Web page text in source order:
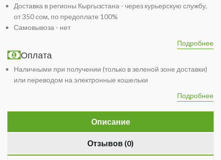
Доставка в регионы Кыргызстана - через курьерскую службу,
от 350 сом, по предоплате 100%
Самовывоза - нет
Подробнее
Оплата
Наличными при получении (только в зеленой зоне доставки)
или переводом на электронные кошельки
Подробнее
Описание
Отзывов (0)